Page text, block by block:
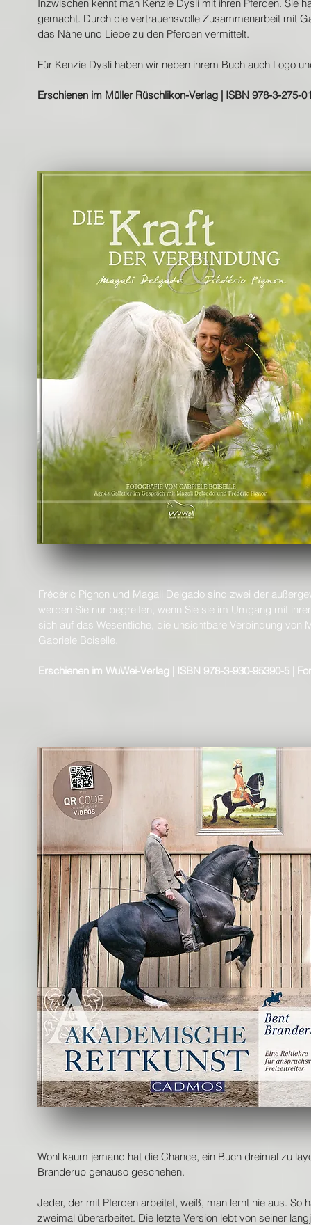
Inzwischen kennt man Kenzie Dysli mit ihren Pferden. Sie
gemacht. Durch die vertrauensvolle Zusammenarbeit mit
das Nähe und Liebe zu den Pferden vermittelt.
Für Kenzie Dysli haben wir neben ihrem Buch auch Logo
Erschienen im Müller Rüschlikon-Verlag | ISBN 978-3-275-
Frédéric Pignon und Magali Delgado sind zwei der
werden Sie nur begreifen, wenn Sie sie im Umgang mit
sich auf das Wesentliche, die unsichtbare Verbindung von
Gabriele Boiselle.
Erschienen im WuWei-Verlag | ISBN 978-3-930-95390-5 |
Wohl kaum jemand hat die Chance, ein Buch dreimal zu
Branderup genauso geschehen.
Jeder, der mit Pferden arbeitet, weiß, man lernt nie aus.
zweimal überarbeitet. Die letzte Version lebt von seiner